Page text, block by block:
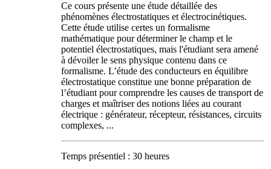
Ce cours présente une étude détaillée des
phénomènes électrostatiques et électrocinétiques.
Cette étude utilise certes un formalisme
mathématique pour déterminer le champ et le
potentiel électrostatiques, mais l'étudiant sera amené
à dévoiler le sens physique contenu dans ce
formalisme. L’étude des conducteurs en équilibre
électrostatique constitue une bonne préparation de
l’étudiant pour comprendre les causes de transport de
charges et maîtriser des notions liées au courant
électrique : générateur, récepteur, résistances, circuits
complexes, ...
Temps présentiel : 30 heures